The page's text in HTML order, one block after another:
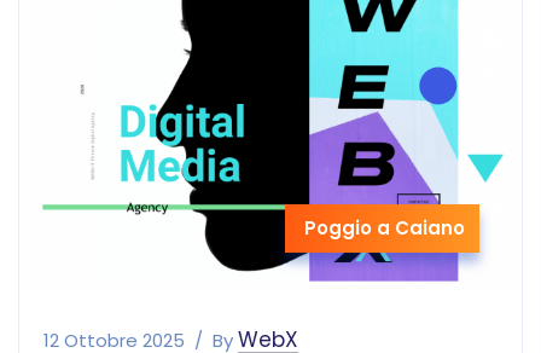
Poggio a Caiano
12 Ottobre 2025 ByWebX